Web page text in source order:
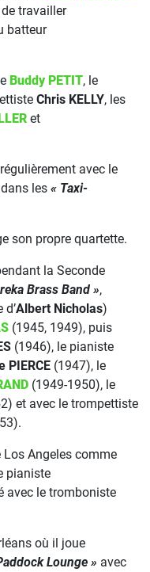
travailler
batteur
Buddy PETIT, le
Chris KELLY, les
et
avec le
les « Taxi-
son propre quartette.
la Seconde
Brass Band »,
Albert Nicholas)
(1945, 1949), puis
(1946), le pianiste
PIERCE (1947), le
(1949-1950), le
et avec le trompettiste
Angeles comme
pianiste
avec le tromboniste
où il joue
Lounge » avec